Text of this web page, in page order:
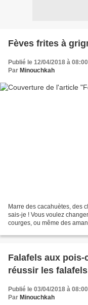
Fèves frites à
Publié le 12/04/2018 à 08:00
Par Minouchkah
Marre des cacahuètes, des
sais-je ! Vous voulez
courges, ou même des
Falafels aux
réussir les falafels
Publié le 03/04/2018 à 08:00
Par Minouchkah